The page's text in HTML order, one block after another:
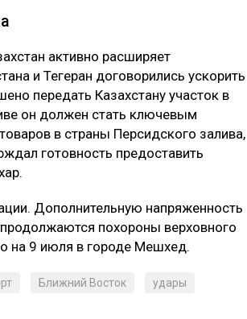
активно расширяет
и Тегеран договорились ускорить
передать Казахстану участок в
он должен стать ключевым
в страны Персидского залива,
готовность предоставить
Дополнительную напряженность
похороны верховного
на 9 июля в городе Мешхед.
Ближний Восток удары